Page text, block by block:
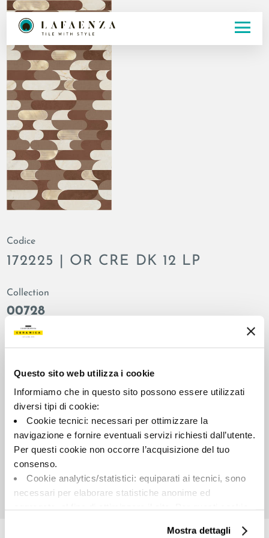
Questo sito web utilizza i cookie
Informiamo che in questo sito possono essere utilizzati
diversi tipi di cookie:
Cookie tecnici: necessari per ottimizzare la
navigazione e fornire eventuali servizi richiesti dall’utente.
Per questi cookie non occorre l’acquisizione del tuo
consenso.
Cookie analytics/statistici: equiparati ai tecnici, sono
necessari per elaborare statistiche anonime ed
Cookie di profilazione/marketing: sono utilizzati, solo
Mostra dettagli
Codice
172225 | OR CRE DK 12 LP
Collection
00728
Colors:
Beige
Decor
Format:
60.0x120.0
honed
glossy
Shade variations:
Unit of measure:
PZ